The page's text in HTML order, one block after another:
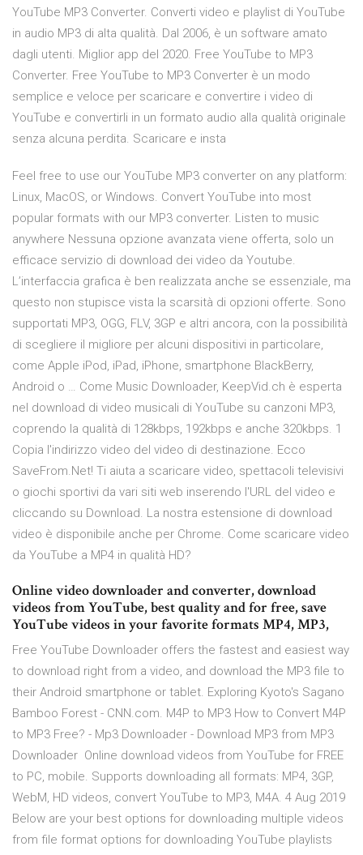
YouTube MP3 Converter. Converti video e playlist di YouTube
in audio MP3 di alta qualità. Dal 2006, è un software amato
dagli utenti. Miglior app del 2020. Free YouTube to MP3
Converter. Free YouTube to MP3 Converter è un modo
semplice e veloce per scaricare e convertire i video di
YouTube e convertirli in un formato audio alla qualità originale
senza alcuna perdita. Scaricare e insta
Feel free to use our YouTube MP3 converter on any platform:
Linux, MacOS, or Windows. Convert YouTube into most
popular formats with our MP3 converter. Listen to music
anywhere Nessuna opzione avanzata viene offerta, solo un
efficace servizio di download dei video da Youtube.
L’interfaccia grafica è ben realizzata anche se essenziale, ma
questo non stupisce vista la scarsità di opzioni offerte. Sono
supportati MP3, OGG, FLV, 3GP e altri ancora, con la possibilità
di scegliere il migliore per alcuni dispositivi in particolare,
come Apple iPod, iPad, iPhone, smartphone BlackBerry,
Android o … Come Music Downloader, KeepVid.ch è esperta
nel download di video musicali di YouTube su canzoni MP3,
coprendo la qualità di 128kbps, 192kbps e anche 320kbps. 1
Copia l'indirizzo video del video di destinazione. Ecco
SaveFrom.Net! Ti aiuta a scaricare video, spettacoli televisivi
o giochi sportivi da vari siti web inserendo l'URL del video e
cliccando su Download. La nostra estensione di download
video è disponibile anche per Chrome. Come scaricare video
da YouTube a MP4 in qualità HD?
Online video downloader and converter, download
videos from YouTube, best quality and for free, save
YouTube videos in your favorite formats MP4, MP3,
Free YouTube Downloader offers the fastest and easiest way
to download right from a video, and download the MP3 file to
their Android smartphone or tablet. Exploring Kyoto's Sagano
Bamboo Forest - CNN.com. M4P to MP3 How to Convert M4P
to MP3 Free? - Mp3 Downloader - Download MP3 from MP3
Downloader Online download videos from YouTube for FREE
to PC, mobile. Supports downloading all formats: MP4, 3GP,
WebM, HD videos, convert YouTube to MP3, M4A. 4 Aug 2019
Below are your best options for downloading multiple videos
from file format options for downloading YouTube playlists